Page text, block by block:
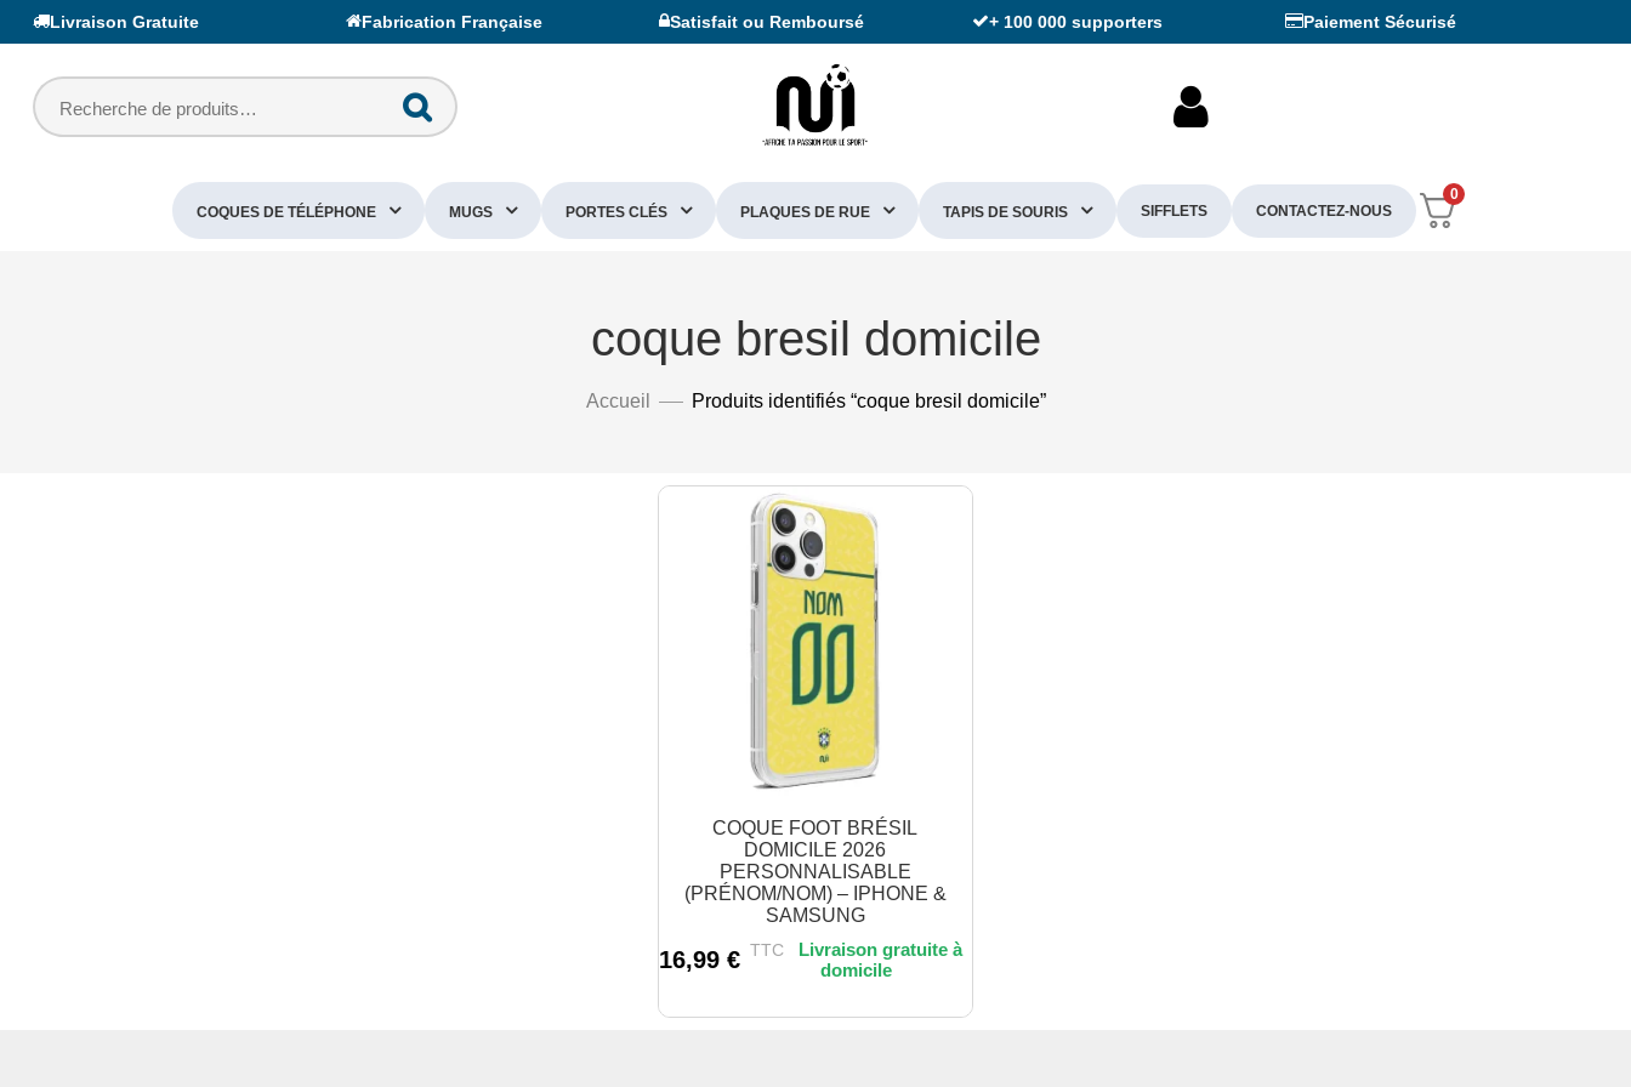
Livraison Gratuite Fabrication Française Satisfait ou Remboursé + 100 000 supporters Paiement Sécurisé
COQUES DE TÉLÉPHONE MUGS PORTES CLÉS PLAQUES DE RUE TAPIS DE SOURIS SIFFLETS CONTACTEZ-NOUS
0
coque bresil domicile
Accueil Produits identifiés “coque bresil domicile”
COQUE FOOT BRÉSIL
DOMICILE 2026
PERSONNALISABLE
(PRÉNOM/NOM) – IPHONE &
SAMSUNG
16,99 € TTC